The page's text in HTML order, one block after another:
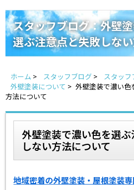
来店予約 お問い合わせ
お見積り
地域の事例が
スタッフ紹介
スタッフブログ 屋根
スタッフブログ：外壁
選ぶ注意点と失敗しな
ホーム > スタッフブログ > スタッフ
外壁塗装について > 外壁塗装で濃い色
方法について
外壁塗装で濃い色を選
しない方法について
地域密着の外壁塗装・屋根塗装